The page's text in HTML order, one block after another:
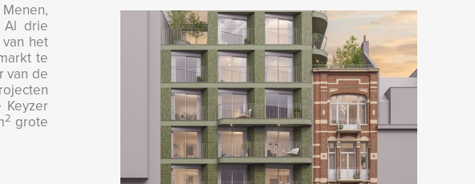
Al drie
het
te
van de
2 grote